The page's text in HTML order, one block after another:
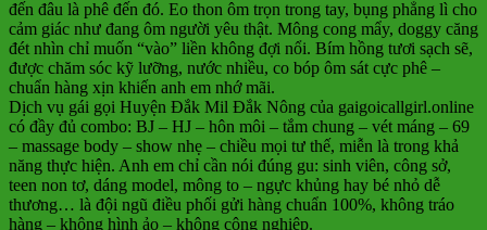
đến đâu là phê đến đó. Eo thon ôm trọn trong tay, bụng phẳng lì cho
cảm giác như đang ôm người yêu thật. Mông cong mẩy, doggy căng
đét nhìn chỉ muốn “vào” liền không đợi nổi. Bím hồng tươi sạch sẽ,
được chăm sóc kỹ lưỡng, nước nhiều, co bóp ôm sát cực phê –
chuẩn hàng xịn khiến anh em nhớ mãi.
Dịch vụ gái gọi Huyện Đắk Mil Đắk Nông của gaigoicallgirl.online
có đầy đủ combo: BJ – HJ – hôn môi – tắm chung – vét máng – 69
– massage body – show nhẹ – chiều mọi tư thế, miễn là trong khả
năng thực hiện. Anh em chỉ cần nói đúng gu: sinh viên, công sở,
teen non tơ, dáng model, mông to – ngực khủng hay bé nhỏ dễ
thương… là đội ngũ điều phối gửi hàng chuẩn 100%, không tráo
hàng – không hình ảo – không công nghiệp.